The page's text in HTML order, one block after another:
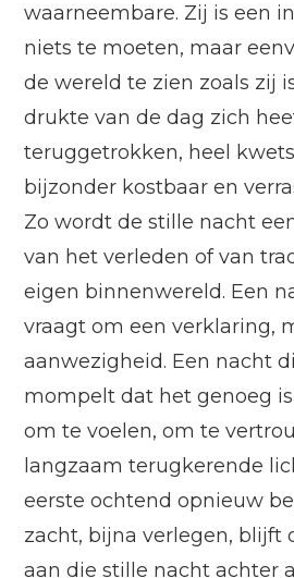
waarneembare. Zij is een
niets te moeten, maar
de wereld te zien zoals zij
drukte van de dag zich
teruggetrokken, heel
bijzonder kostbaar en
Zo wordt de stille nacht
van het verleden of van
eigen binnenwereld. Een
vraagt om een verklaring,
aanwezigheid. Een nacht
mompelt dat het genoeg
om te voelen, om te
langzaam terugkerende
eerste ochtend opnieuw
zacht, bijna verlegen, blijft
aan die stille nacht achter